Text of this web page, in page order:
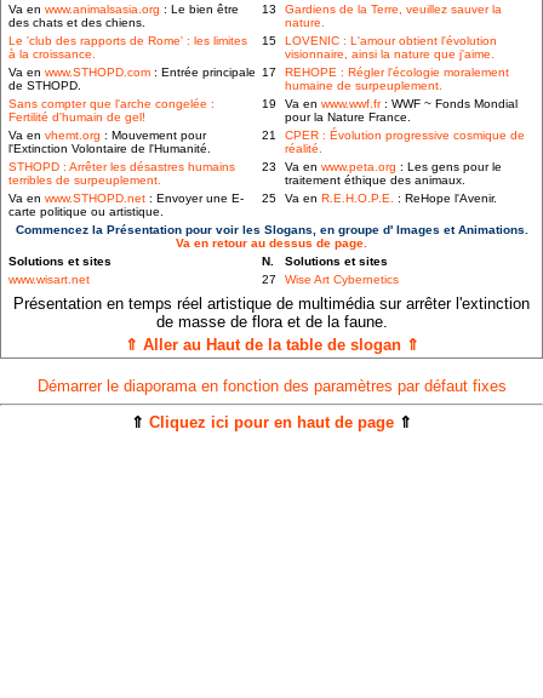
Va en www.animalsasia.org : Le bien être
des chats et des chiens.
13
Gardiens de la Terre, veuillez sauver la
nature.
Le 'club des rapports de Rome' : les limites
à la croissance.
15
LOVENIC : L'amour obtient l'évolution
visionnaire, ainsi la nature que j'aime.
Va en www.STHOPD.com : Entrée principale
de STHOPD.
17
REHOPE : Régler l'écologie moralement
humaine de surpeuplement.
Sans compter que l'arche congelée :
Fertilité d'humain de gel!
19 Va en www.wwf.fr: WWF ~ Fonds Mondial
pour la Nature France.
Va en vhemt.org : Mouvement pour
l'Extinction Volontaire de l'Humanité.
21
CPER : Évolution progressive cosmique de
réalité.
STHOPD : Arrêter les désastres humains
terribles de surpeuplement.
23 Va en www.peta.org : Les gens pour le
traitement éthique des animaux.
Va en www.STHOPD.net : Envoyer une E-
carte politique ou artistique.
25 Va en R.E.H.O.P.E. : ReHope l'Avenir.
Commencez la Présentation pour voir les Slogans, en groupe d' Images et Animations.
Va en retour au dessus de page.
Solutions et sites
N.
Solutions et sites
www.wisart.net
27 Wise Art Cybernetics
Présentation en temps réel artistique de multimédia sur arrêter l'extinction
de masse de flora et de la faune.
⇑ Aller au Haut de la table de slogan ⇑
Démarrer le diaporama en fonction des paramètres par défaut fixes
⇑ Cliquez ici pour en haut de page ⇑